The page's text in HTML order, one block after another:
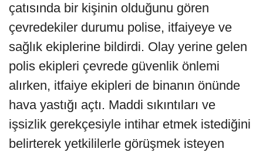
çatısında bir kişinin olduğunu gören
çevredekiler durumu polise, itfaiyeye ve
sağlık ekiplerine bildirdi. Olay yerine gelen
polis ekipleri çevrede güvenlik önlemi
alırken, itfaiye ekipleri de binanın önünde
hava yastığı açtı. Maddi sıkıntıları ve
işsizlik gerekçesiyle intihar etmek istediğini
belirterek yetkililerle görüşmek isteyen